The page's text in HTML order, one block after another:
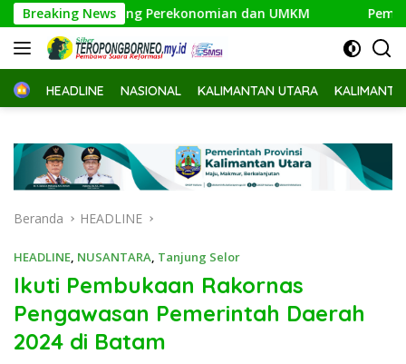
Langsung
ke
konten
Breaking News
Perekonomian dan UMKM Pemprov Bagikan
HomeHEADLINE NASIONAL KALIMANTAN UTARA
Beranda HEADLINE
HEADLINE, NUSANTARA, Tanjung Selor
Ikuti Pembukaan Rakornas
Pengawasan Pemerintah Daerah
2024 di Batam